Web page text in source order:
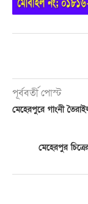
পূর্ববর্তী পোস্ট
মেহেরপুরে গাংনী
মেহেরপুর